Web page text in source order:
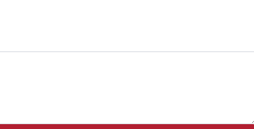
AFP: RECORDAANTAL